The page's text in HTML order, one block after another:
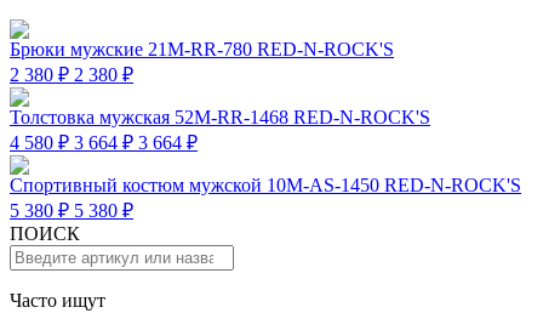
Брюки мужские 21M-RR-780 RED-N-ROCK'S
2 380 ₽ 2 380 ₽
Толстовка мужская 52M-RR-1468 RED-N-ROCK'S
4 580 ₽ 3 664 ₽ 3 664 ₽
Спортивный костюм мужской 10M-AS-1450 RED-N-ROCK'S
5 380 ₽ 5 380 ₽
ПОИСК
Часто ищут